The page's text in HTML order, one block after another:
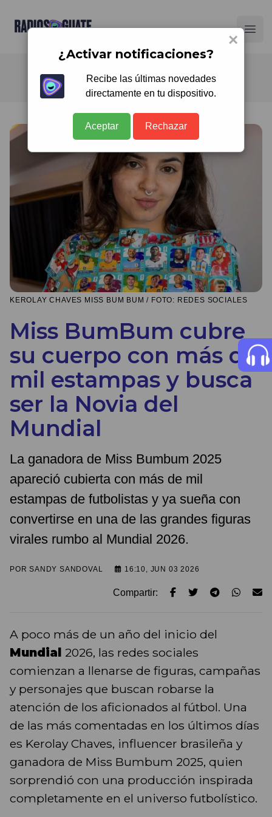
Radios Guate
KEROLAY CHAVES MISS BUM BUM / FOTO: REDES SOCIALES
Miss BumBum cubre
su cuerpo con más de
mil estampas y busca
ser la Novia del
Mundial
La ganadora de Miss Bumbum 2025
apareció cubierta con más de mil
estampas de futbolistas y ya sueña con
convertirse en una de las grandes figuras
virales rumbo al Mundial 2026.
PORSANDY SANDOVAL 16:10, JUN 03 2026
Compartir:
A poco más de un año del inicio del
Mundial 2026, las redes sociales
comienzan a llenarse de figuras, campañas
y personajes que buscan robarse la
atención de los aficionados al fútbol. Una
de las más comentadas en los últimos días
es Kerolay Chaves, influencer brasileña y
ganadora de Miss Bumbum 2025, quien
sorprendió con una producción inspirada
completamente en el universo futbolístico.
×
¿Activar notificaciones?
Recibe las últimas novedades
directamente en tu dispositivo.
Aceptar Rechazar